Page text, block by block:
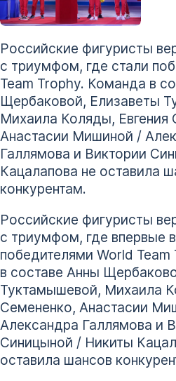
Российские фигуристы
с триумфом, где стали
Team Trophy. Команда в
Щербаковой, Елизаветы
Михаила Коляды, Евгения
Анастасии Мишиной /
Галлямова и Виктории
Кацалапова не оставила
конкурентам.
Российские фигуристы
с триумфом, где впервые
победителями World
в составе Анны
Туктамышевой, Михаила
Семененко, Анастасии
Александра Галлямова и
Синицыной / Никиты
оставила шансов